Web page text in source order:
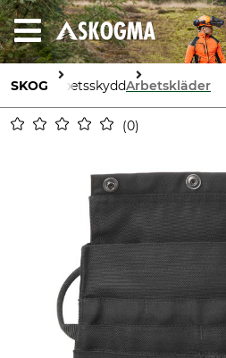
SKOG ArbetsskyddArbetskläder
0